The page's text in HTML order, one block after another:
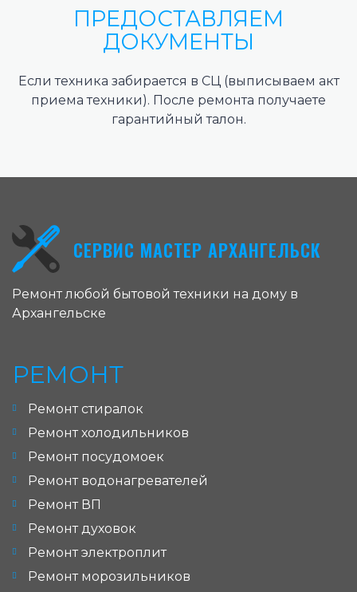
ПРЕДОСТАВЛЯЕМ
ДОКУМЕНТЫ
Если техника забирается в СЦ (выписываем акт
приема техники). После ремонта получаете
гарантийный талон.
СЕРВИС МАСТЕР АРХАНГЕЛЬСК
Ремонт любой бытовой техники на дому в
Архангельске
РЕМОНТ
Ремонт стиралок
Ремонт холодильников
Ремонт посудомоек
Ремонт водонагревателей
Ремонт ВП
Ремонт духовок
Ремонт электроплит
Ремонт морозильников